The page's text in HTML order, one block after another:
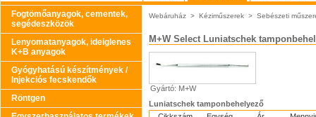
Fogtömőanyagok, cementek,
segédeszközök
Lenyomatanyagok, ideiglenes
K+B anyagok
Gyógyhatású készítmények /
Injekciós fecskendők
Röntgen
Webáruház > Kéziműszerek > Sebészeti
M+W Select Luniatschek
Gyártó: M+W
Luniatschek tamponbehelyező